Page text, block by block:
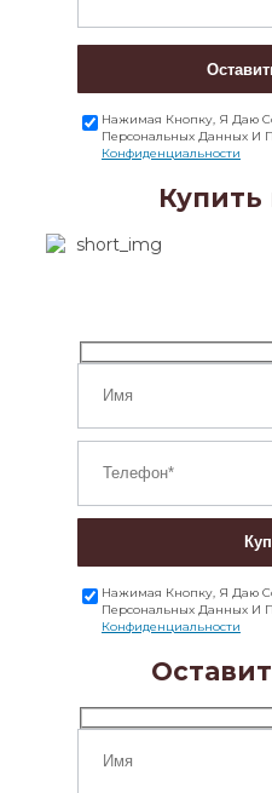
Нажимая Кнопку, Я Даю
Персональных Данных И
Конфиденциальности
Купить
Нажимая Кнопку, Я Даю
Персональных Данных И
Конфиденциальности